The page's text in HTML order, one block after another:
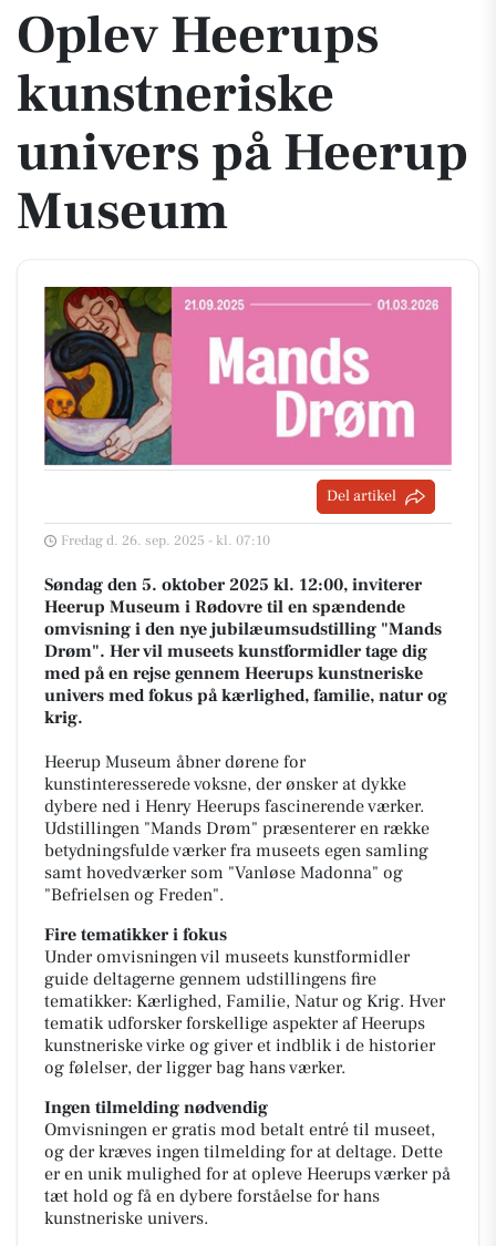
Oplev Heerups
kunstneriske
univers på Heerup
Museum
Del artikel
Fredag d. 26. sep. 2025 - kl. 07:10
Søndag den 5. oktober 2025 kl. 12:00, inviterer
Heerup Museum i Rødovre til en spændende
omvisning i den nye jubilæumsudstilling "Mands
Drøm". Her vil museets kunstformidler tage dig
med på en rejse gennem Heerups kunstneriske
univers med fokus på kærlighed, familie, natur og
krig.
Heerup Museum åbner dørene for
kunstinteresserede voksne, der ønsker at dykke
dybere ned i Henry Heerups fascinerende værker.
Udstillingen "Mands Drøm" præsenterer en række
betydningsfulde værker fra museets egen samling
samt hovedværker som "Vanløse Madonna" og
"Befrielsen og Freden".
Fire tematikker i fokus
Under omvisningen vil museets kunstformidler
guide deltagerne gennem udstillingens fire
tematikker: Kærlighed, Familie, Natur og Krig. Hver
tematik udforsker forskellige aspekter af Heerups
kunstneriske virke og giver et indblik i de historier
og følelser, der ligger bag hans værker.
Ingen tilmelding nødvendig
Omvisningen er gratis mod betalt entré til museet,
og der kræves ingen tilmelding for at deltage. Dette
er en unik mulighed for at opleve Heerups værker på
tæt hold og få en dybere forståelse for hans
kunstneriske univers.